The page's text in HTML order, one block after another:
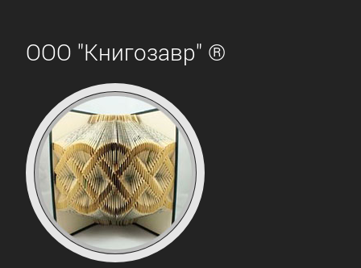
ООО "Книгозавр" ®